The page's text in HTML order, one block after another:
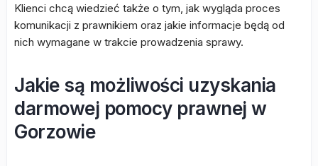
Klienci chcą wiedzieć także o tym, jak wygląda proces
komunikacji z prawnikiem oraz jakie informacje będą od
nich wymagane w trakcie prowadzenia sprawy.
Jakie są możliwości uzyskania
darmowej pomocy prawnej w
Gorzowie